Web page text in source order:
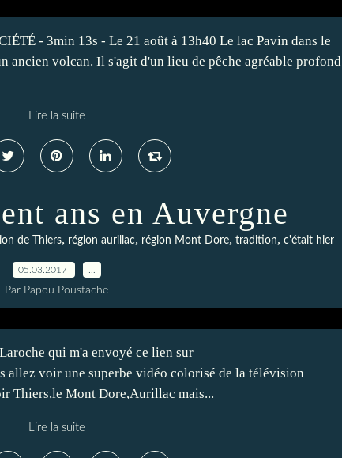
- 3min 13s - Le 21 août à 13h40 Le lac Pavin dans le
ancien volcan. Il s'agit d'un lieu de pêche agréable profond
Lire la suite
ans en Auvergne
de Thiers, région aurillac, région Mont Dore, tradition, c'était hier
05.03.2017
Par Papou Poustache
qui m'a envoyé ce lien sur
allez voir une superbe vidéo colorisé de la télévision
Thiers,le Mont Dore,Aurillac mais...
Lire la suite